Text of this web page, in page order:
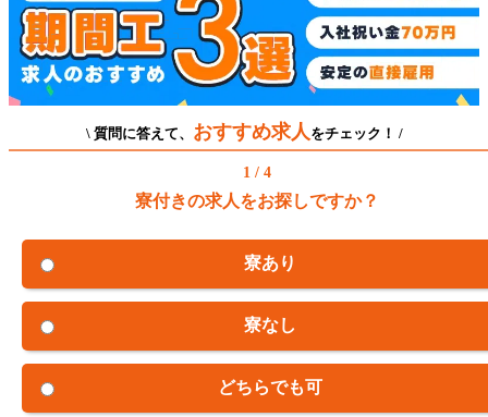
\ 質問に答えて、 おすすめ求人 をチェック！ /
1 / 4
寮付きの求人をお探しですか？
寮あり
寮なし
どちらでも可